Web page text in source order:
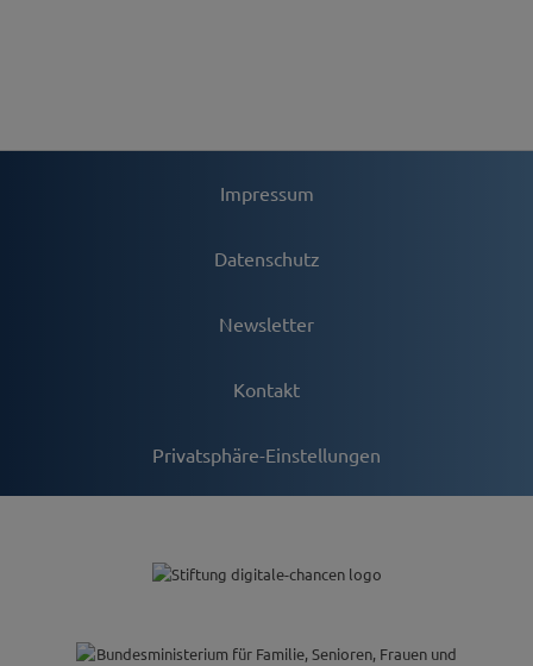
Impressum
Datenschutz
Newsletter
Kontakt
Privatsphäre-Einstellungen